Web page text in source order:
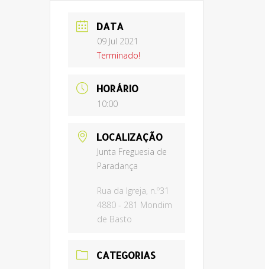
DATA
09 Jul 2021
Terminado!
HORÁRIO
10:00
LOCALIZAÇÃO
Junta Freguesia de
Paradança
Rua da Igreja, n.º31
4880 - 281 Mondim
de Basto
CATEGORIAS